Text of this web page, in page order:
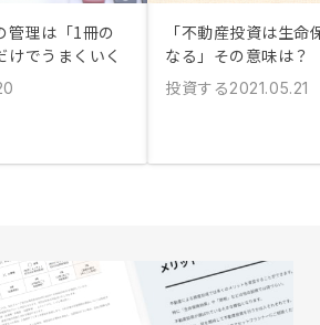
管理は「1冊の
けでうまくいく
「不動産投資は生
なる」その意味は？
投資する2021.05.21